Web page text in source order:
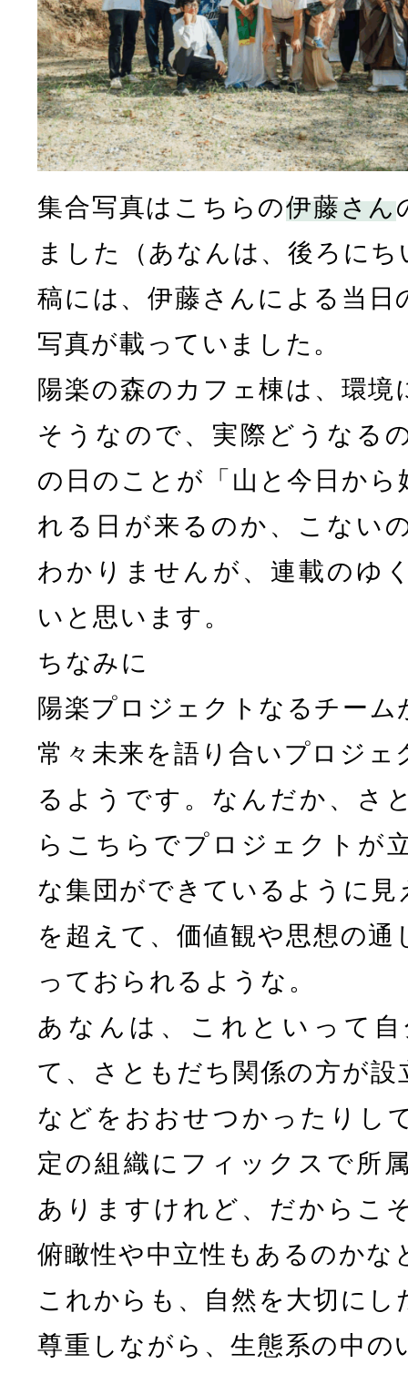
集合写真はこちらの伊藤さん
ました（あなんは、後ろに
稿には、伊藤さんによる当日
写真が載っていました。
陽楽の森のカフェ棟は、環
そうなので、実際どうなる
の日のことが「山と今日か
れる日が来るのか、こない
わかりませんが、連載のゆ
いと思います。
ちなみに
陽楽プロジェクトなるチー
常々未来を語り合いプロジ
るようです。なんだか、さ
らこちらでプロジェクトが
な集団ができているように
を超えて、価値観や思想の
っておられるような。
あなんは、これといって
て、さともだち関係の方が
などをおおせつかったりし
定の組織にフィックスで所
ありますけれど、だからこ
俯瞰性や中立性もあるのかな
これからも、自然を大切に
尊重しながら、生態系の中の